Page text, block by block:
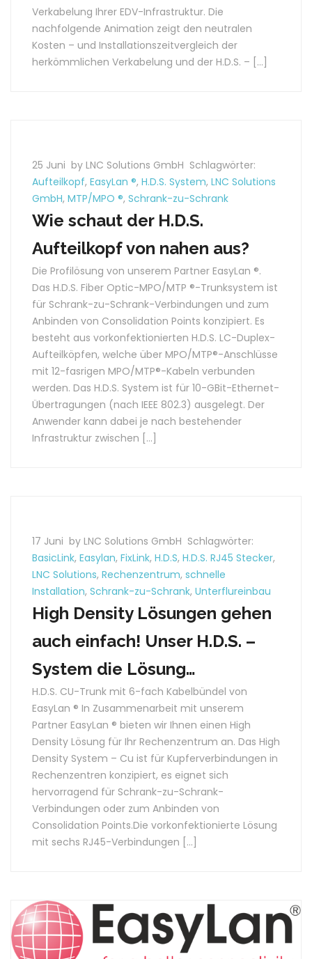
Verkabelung Ihrer EDV-Infrastruktur. Die
nachfolgende Animation zeigt den neutralen
Kosten – und Installationszeitvergleich der
herkömmlichen Verkabelung und der H.D.S. – […]
25 Juni by LNC Solutions GmbH Schlagwörter:
Aufteilkopf, EasyLan ®, H.D.S. System, LNC Solutions
GmbH, MTP/MPO ®, Schrank-zu-Schrank
Wie schaut der H.D.S.
Aufteilkopf von nahen aus?
Die Profilösung von unserem Partner EasyLan ®.
Das H.D.S. Fiber Optic-MPO/MTP ®-Trunksystem ist
für Schrank-zu-Schrank-Verbindungen und zum
Anbinden von Consolidation Points konzipiert. Es
besteht aus vorkonfektionierten H.D.S. LC-Duplex-
Aufteilköpfen, welche über MPO/MTP®-Anschlüsse
mit 12-fasrigen MPO/MTP®-Kabeln verbunden
werden. Das H.D.S. System ist für 10-GBit-Ethernet-
Übertragungen (nach IEEE 802.3) ausgelegt. Der
Anwender kann dabei je nach bestehender
Infrastruktur zwischen […]
17 Juni by LNC Solutions GmbH Schlagwörter:
BasicLink, Easylan, FixLink, H.D.S, H.D.S. RJ45 Stecker,
LNC Solutions, Rechenzentrum, schnelle
Installation, Schrank-zu-Schrank, Unterflureinbau
High Density Lösungen gehen
auch einfach! Unser H.D.S. –
System die Lösung…
H.D.S. CU-Trunk mit 6-fach Kabelbündel von
EasyLan ® In Zusammenarbeit mit unserem
Partner EasyLan ® bieten wir Ihnen einen High
Density Lösung für Ihr Rechenzentrum an. Das High
Density System – Cu ist für Kupferverbindungen in
Rechenzentren konzipiert, es eignet sich
hervorragend für Schrank-zu-Schrank-
Verbindungen oder zum Anbinden von
Consolidation Points.Die vorkonfektionierte Lösung
mit sechs RJ45-Verbindungen […]